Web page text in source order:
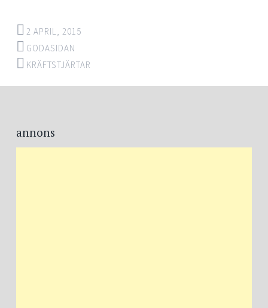
2 APRIL, 2015
GODASIDAN
KRÄFTSTJÄRTAR
annons